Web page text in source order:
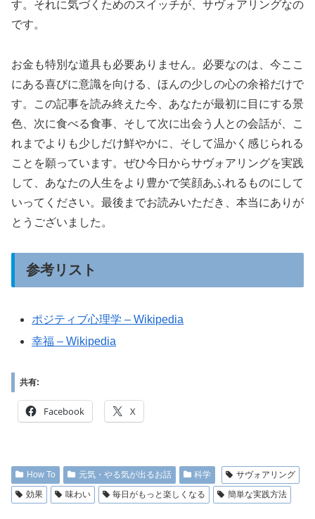
す。それに気づくためのスイッチが、サヴォアリングなの
です。
お金も特別な道具も必要ありません。必要なのは、今ここ
にある喜びに意識を向ける、ほんの少しの心の余裕だけで
す。この記事を読み終えた今、あなたが最初に目にする景
色、次に食べる食事、そして次に出会う人との会話が、こ
れまでよりも少しだけ鮮やかに、そして温かく感じられる
ことを願っています。ぜひ今日からサヴォアリングを実践
して、あなたの人生をより豊かで笑顔あふれるものにして
いってください。最後までお読みいただき、本当にありが
とうございました。
参考リスト
ポジティブ心理学 – Wikipedia
幸福 – Wikipedia
共有:
Facebook X
How To 元気・やる気が出るお話 科学
サヴォアリング
効果
味わい 毎日がもっと楽しくなる 簡単な実践方法